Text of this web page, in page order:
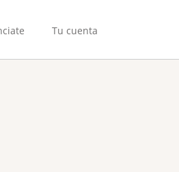
Tu cuenta